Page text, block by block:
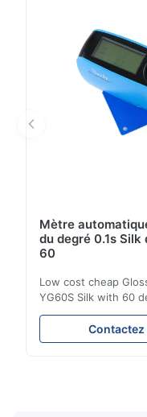
GB/T 9754, ASTM D
Mètre
du degré 0.1s
60
Low cost cheap
YG60S Silk with 60
measurement
Meter can test
200Gu), and